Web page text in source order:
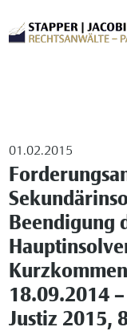
01.02.2015
Beendigung
18.09.2014
Justiz 2015,